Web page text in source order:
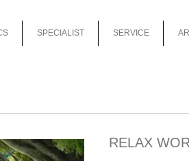
SPECIALIST SERVICE
RELAX